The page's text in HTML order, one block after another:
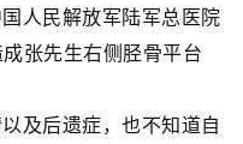
人民解放军陆军总医院
张先生右侧胫骨平台
及后遗症，也不知道自